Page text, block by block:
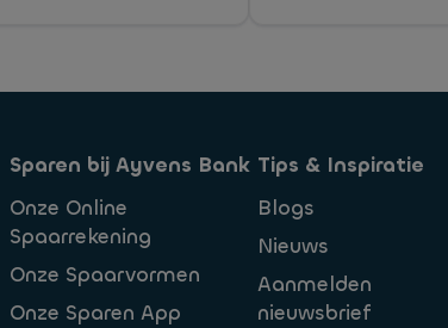
Sparen bij Ayvens Bank
Onze Online
Spaarrekening
Onze Spaarvormen
Onze Sparen App
Tips & Inspiratie
Blogs
Nieuws
Aanmelden
nieuwsbrief